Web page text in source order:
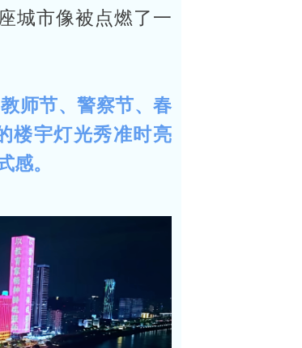
城市像被点燃了一
教师节、警察节、春
楼宇灯光秀准时亮
感。